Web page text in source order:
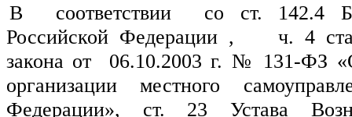
В  соответствии  со ст. 142.4
Российской Федерации ,    ч. 4
закона от  06.10.2003 г. № 131-ФЗ
организации местного
Федерации», ст. 23 Устава